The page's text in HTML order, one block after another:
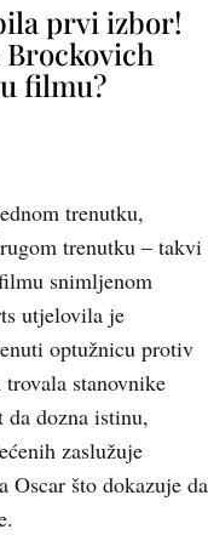
prvi izbor!
filmu?
trenutku,
trenutku – takvi
snimljenom
utjelovila je
optužnicu protiv
stanovnike
da dozna istinu,
zaslužuje
što dokazuje da